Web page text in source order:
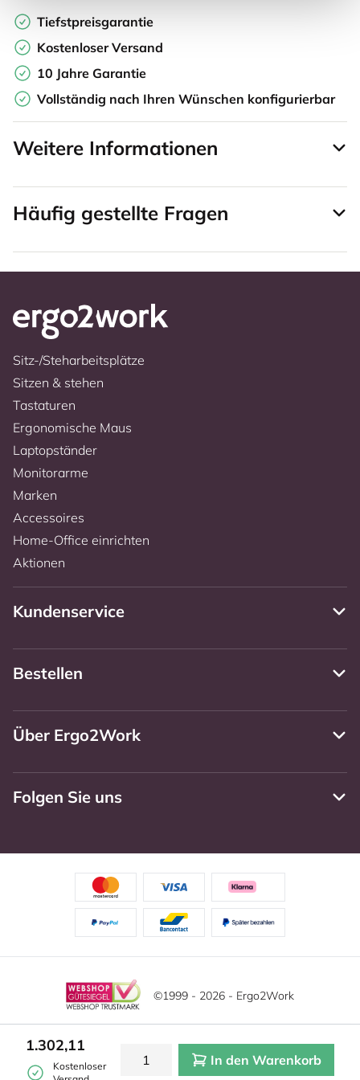
Tiefstpreisgarantie
Kostenloser Versand
10 Jahre Garantie
Vollständig nach Ihren Wünschen konfigurierbar
1.302,11
Kostenloser
In den Warenkorb
Weitere Informationen
Häufig gestellte Fragen
Sitz-/Steharbeitsplätze
Sitzen & stehen
Tastaturen
Ergonomische Maus
Laptopständer
Monitorarme
Marken
Accessoires
Home-Office einrichten
Aktionen
Kundenservice
Bestellen
Über Ergo2Work
Folgen Sie uns
©1999 - 2026 - Ergo2Work
Haftungsausschluss
Allgemeine Geschäftsbedingungen
Cookie-Einstellungen